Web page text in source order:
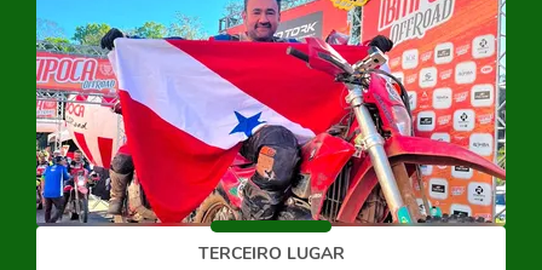
TERCEIRO LUGAR